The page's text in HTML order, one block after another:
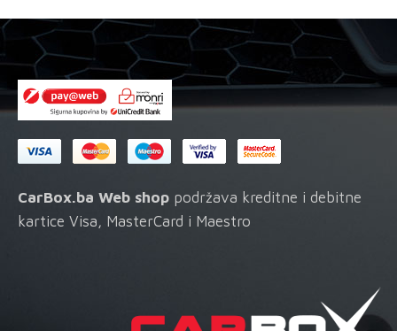
CarBox.ba Web shop podržava kreditne i debitne
kartice Visa, MasterCard i Maestro